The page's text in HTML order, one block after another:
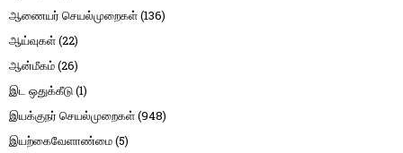
ஆணையர் செயல்முறைகள்(136)
ஆய்வுகள்(22)
ஆன்மீகம்(26)
இட ஒதுக்கீடு(1)
இயக்குநர் செயல்முறைகள்(948)
இயற்கைவேளாண்மை(5)